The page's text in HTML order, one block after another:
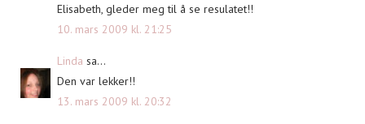
Elisabeth, gleder meg til å se resulatet!!
10. mars 2009 kl. 21:25
Linda sa...
Den var lekker!!
13. mars 2009 kl. 20:32